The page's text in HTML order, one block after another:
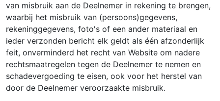
van misbruik aan de Deelnemer in rekening te brengen,
waarbij het misbruik van (persoons)gegevens,
rekeninggegevens, foto's of een ander materiaal en
ieder verzonden bericht elk geldt als één afzonderlijk
feit, onverminderd het recht van Website om nadere
rechtsmaatregelen tegen de Deelnemer te nemen en
schadevergoeding te eisen, ook voor het herstel van
door de Deelnemer veroorzaakte misbruik.